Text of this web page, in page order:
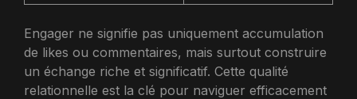
Engager ne signifie pas uniquement accumulation
de likes ou commentaires, mais surtout construire
un échange riche et significatif. Cette qualité
relationnelle est la clé pour naviguer efficacement